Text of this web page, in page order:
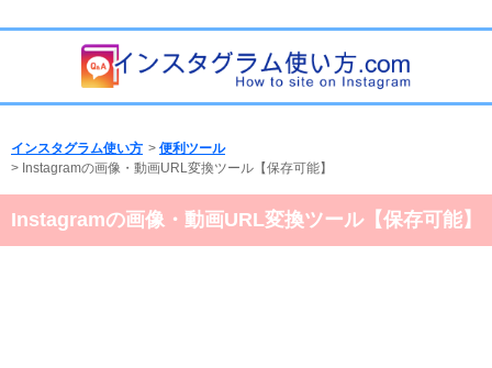
インスタグラム使い方 > 便利ツール
> Instagramの画像・動画URL変換ツール【保存可能】
Instagramの画像・動画URL変換ツール【保存可能】